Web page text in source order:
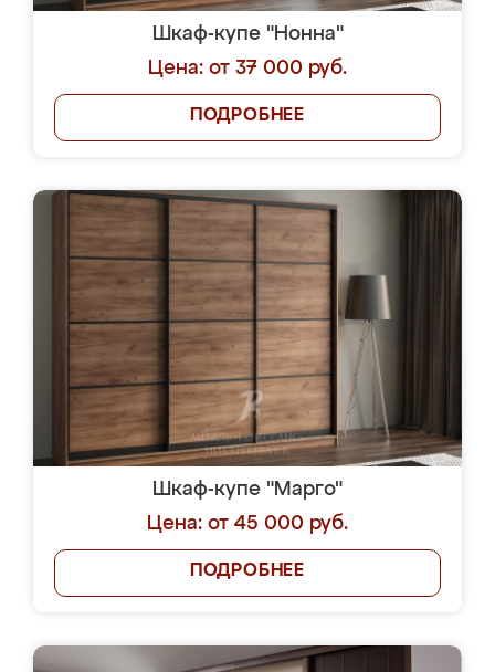
Шкаф-купе "Нонна"
Цена: от 37 000 руб.
ПОДРОБНЕЕ
Шкаф-купе "Марго"
Цена: от 45 000 руб.
ПОДРОБНЕЕ